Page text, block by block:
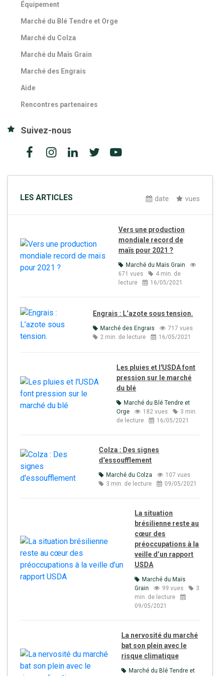
Équipement
Marché du Blé Tendre et Orge
Marché du Colza
Marché du Maïs Grain
Marché des Engrais
Aide
Rencontres partenaires
Suivez-nous
date vues
LES ARTICLES
Vers une production
mondiale record de
maïs pour 2021 ?
Marché du Maïs Grain
671 vues
4 min. de
lecture
16/05/2021
Engrais : L’azote sous tension.
Marché des Engrais
717 vues
2 min. de lecture
16/05/2021
Les pluies et l'USDA font
pression sur le marché
du blé
Marché du Blé Tendre et
Orge
182 vues
3 min.
de lecture
16/05/2021
Colza : Des signes
d'essoufflement
Marché du Colza
107 vues
3 min. de lecture
09/05/2021
La situation
brésilienne reste au
cœur des
préoccupations à la
veille d’un rapport
USDA
Marché du Maïs
Grain
99 vues
3
min. de lecture
09/05/2021
La nervosité du marché
bat son plein avec le
risque climatique
Marché du Blé Tendre et